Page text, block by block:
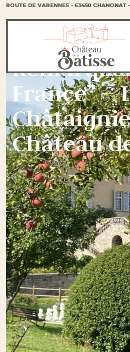
ROUTE DE VARENNES - 63450 CHANONAT
France” –
Château